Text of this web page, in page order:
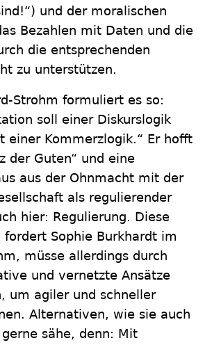
und der moralischen
Bezahlen mit Daten und die
die entsprechenden
zu unterstützen.
Strohm formuliert es so:
soll einer Diskurslogik
einer Kommerzlogik.“ Er hofft
der Guten“ und eine
aus der Ohnmacht mit der
als regulierender
hier: Regulierung. Diese
fordert Sophie Burkhardt im
müsse allerdings durch
und vernetzte Ansätze
um agiler und schneller
Alternativen, wie sie auch
sähe, denn: Mit